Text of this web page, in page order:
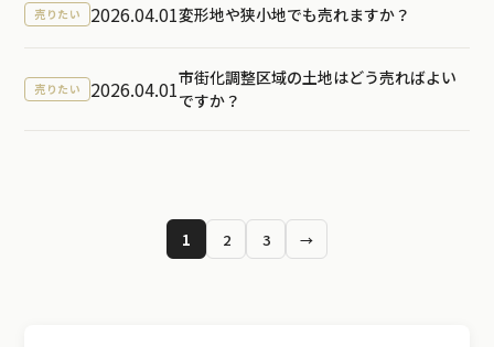
売りたい 2026.04.01変形地や狭小地でも売れますか？
売りたい 2026.04.01市街化調整区域の土地はどう売ればよい
ですか？
1 2 3 →